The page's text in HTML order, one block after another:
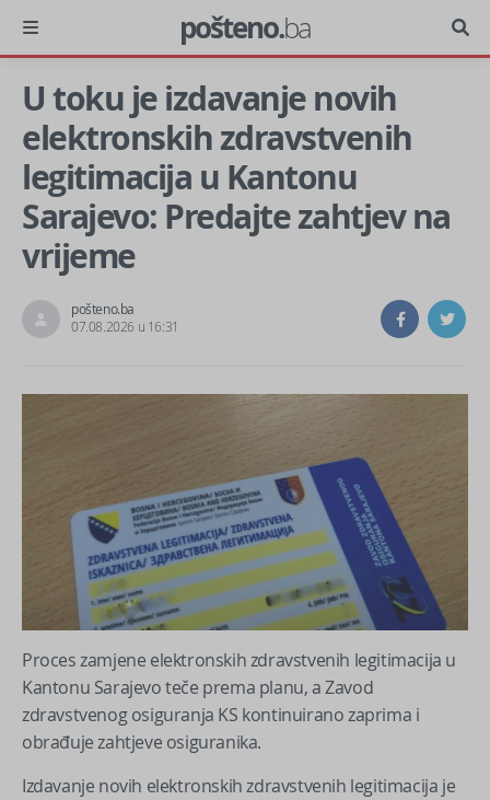
pošteno.ba
U toku je izdavanje novih
elektronskih zdravstvenih
legitimacija u Kantonu
Sarajevo: Predajte zahtjev na
vrijeme
pošteno.ba
07.08.2026 u 16:31
Proces zamjene elektronskih zdravstvenih legitimacija u
Kantonu Sarajevo teče prema planu, a Zavod
zdravstvenog osiguranja KS kontinuirano zaprima i
obrađuje zahtjeve osiguranika.
Izdavanje novih elektronskih zdravstvenih legitimacija je